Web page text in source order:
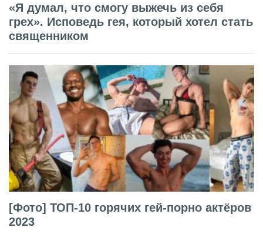
«Я думал, что смогу выжечь из себя
грех». Исповедь гея, который хотел стать
священником
[Фото] ТОП-10 горячих гей-порно актёров
2023